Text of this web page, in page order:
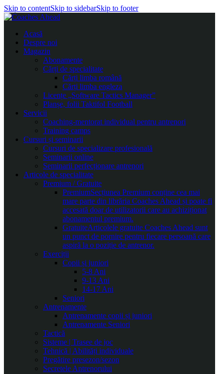
Skip to contentSkip to sidebarSkip to footer
Acasă
Despre noi
Magazin
Abonamente
Cărți de specialitate
Cărți limba română
Cărți limba engleza
Licențe „Software Tactics Manager”
Planșe, folii Taktifol Football
Servicii
Coaching-mentorat individual pentru antrenori
Training camps
Cursuri și seminarii
Cursuri de specializare profesională
Seminarii online
Seminarii perfecționare antrenori
Articole de specialitate
Premium / Gratuite
PremiumSecțiunea Premium conține cea mai
mare parte din librăria Coaches Ahead și poate fi
accesată doar de utilizatorii care au achiziționat
abonamentul premium.
GratuiteArticolele gratuite Coaches Ahead sunt
un punct de pornire pentru fiecare persoană care
aspiră la o poziție de antrenor.
Exerciții
Copii și juniori
5-8 Ani
9-13 Ani
14-17 Ani
Seniori
Antrenamente
Antrenamente copii și juniori
Antrenamente Seniori
Tactică
Sisteme | Trasee de joc
Tehnică | Abilități individuale
Pregătire presezon/sezon
Secretele Antrenorului